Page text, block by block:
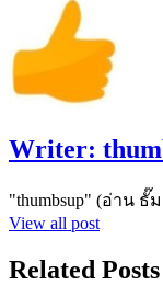
Writer:
"thumbsup" (อ่าน
View all post
Related Posts